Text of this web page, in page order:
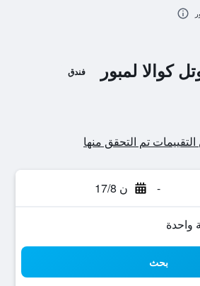
كوالا لمبور فندق
- ن 17/8
بحث